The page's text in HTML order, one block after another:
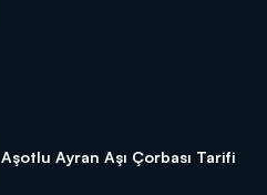
Aşotlu Ayran Aşı Çorbası Tarifi